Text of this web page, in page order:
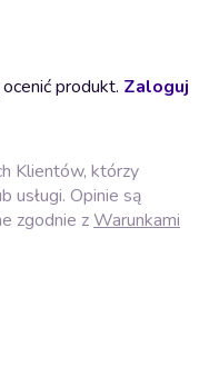
produkt. Zaloguj
Klientów, którzy
usługi. Opinie są
zgodnie zWarunkami